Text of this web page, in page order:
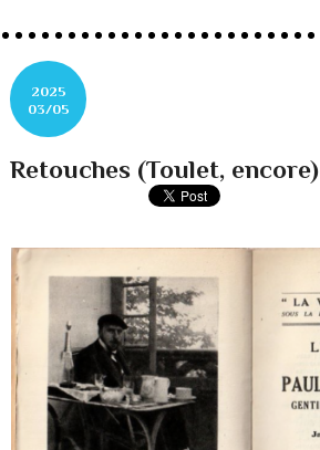
2025
03/05
Retouches (Toulet, encore)